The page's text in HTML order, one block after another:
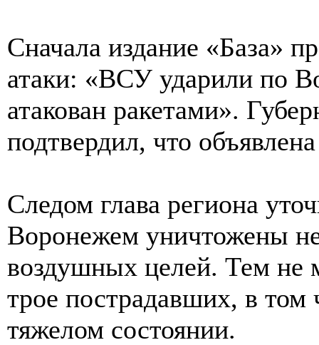
Сначала издание «База»
атаки: «ВСУ ударили по
атакован ракетами».
подтвердил, что
Следом глава региона
Воронежем уничтожены
воздушных целей. Тем не
трое пострадавших, в том
тяжелом состоянии.